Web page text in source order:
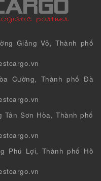
Giảng Võ, Thành phố
Cường, Thành phố Đà
Tân Sơn Hòa, Thành phố
Phú Lợi, Thành phố Hồ